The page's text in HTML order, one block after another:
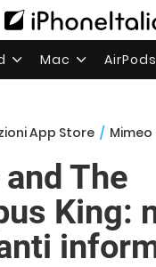
Mac AirPods
App Store / Mimeo and The
The
King: